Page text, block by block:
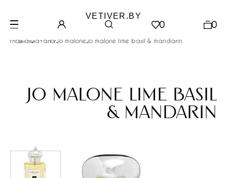
VETIVER.BY
0 0
главная.каталог.jo malone.jo malone lime basil & mandarin
jo malone lime basil
& mandarin